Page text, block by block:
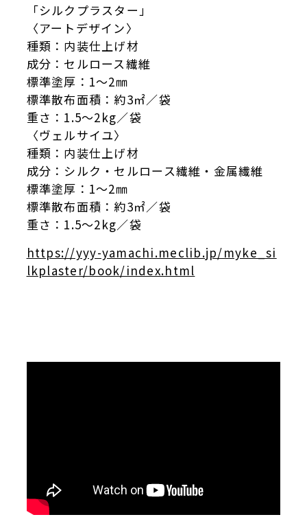
「シルクプラスター」
〈アートデザイン〉
種類：内装仕上げ材
成分：セルロース繊維
標準塗厚：1〜2㎜
標準散布面積：約3㎡／袋
重さ：1.5〜2kg／袋
〈ヴェルサイユ〉
種類：内装仕上げ材
成分：シルク・セルロース繊維・金属繊維
標準塗厚：1〜2㎜
標準散布面積：約3㎡／袋
重さ：1.5〜2kg／袋
https://yyy-yamachi.meclib.jp/myke_si
lkplaster/book/index.html